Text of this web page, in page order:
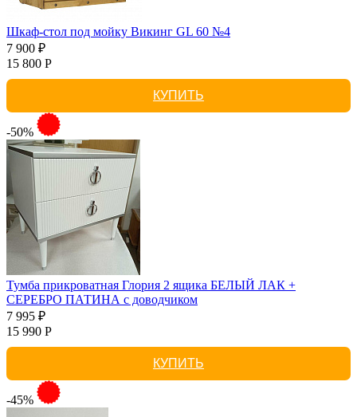
Шкаф-стол под мойку Викинг GL 60 №4
7 900 ₽
15 800 Р
КУПИТЬ
-50%
Тумба прикроватная Глория 2 ящика БЕЛЫЙ ЛАК +
СЕРЕБРО ПАТИНА с доводчиком
7 995 ₽
15 990 Р
КУПИТЬ
-45%